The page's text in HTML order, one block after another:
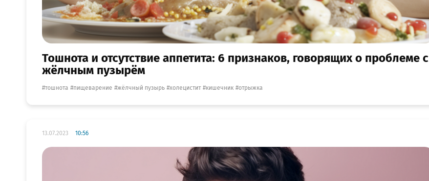
Тошнота и отсутствие аппетита: 6 признаков, говорящих о проблеме с
жёлчным пузырём
тошнота пищеварение жёлчный пузырь холецистит кишечник отрыжка
13.07.2023 10:56